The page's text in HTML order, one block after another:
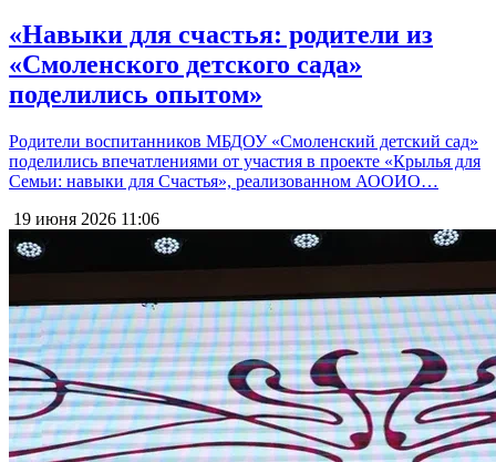
«Навыки для счастья: родители из
«Смоленского детского сада»
поделились опытом»
Родители воспитанников МБДОУ «Смоленский детский сад»
поделились впечатлениями от участия в проекте «Крылья для
Семьи: навыки для Счастья», реализованном АООИО…
19 июня 2026 11:06